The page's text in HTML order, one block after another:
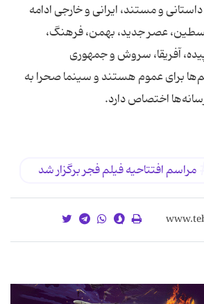
و مستند، ایرانی و خارجی ادامه
عصر جدید، بهمن، فرهنگ،
آفریقا، سروش و جمهوری
برای عموم هستند و سینما صحرا به
رسانه‌ها اختصاص دارد.
مراسم افتتاحیه فیلم فجر برگزار شد